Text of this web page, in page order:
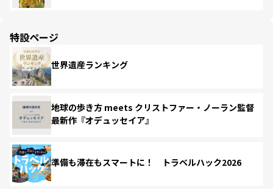
特設ページ
世界遺産ランキング
地球の歩き方 meets クリストファー・ノーラン監督
最新作『オデュッセイア』
準備も滞在もスマートに！ トラベルハック2026